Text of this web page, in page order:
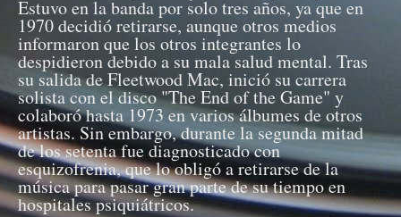
Estuvo en la banda por solo tres años, ya que en
1970 decidió retirarse, aunque otros medios
informaron que los otros integrantes lo
despidieron debido a su mala salud mental. Tras
su salida de Fleetwood Mac, inició su carrera
solista con el disco "The End of the Game" y
colaboró hasta 1973 en varios álbumes de otros
artistas. Sin embargo, durante la segunda mitad
de los setenta fue diagnosticado con
esquizofrenia, que lo obligó a retirarse de la
música para pasar gran parte de su tiempo en
hospitales psiquiátricos.